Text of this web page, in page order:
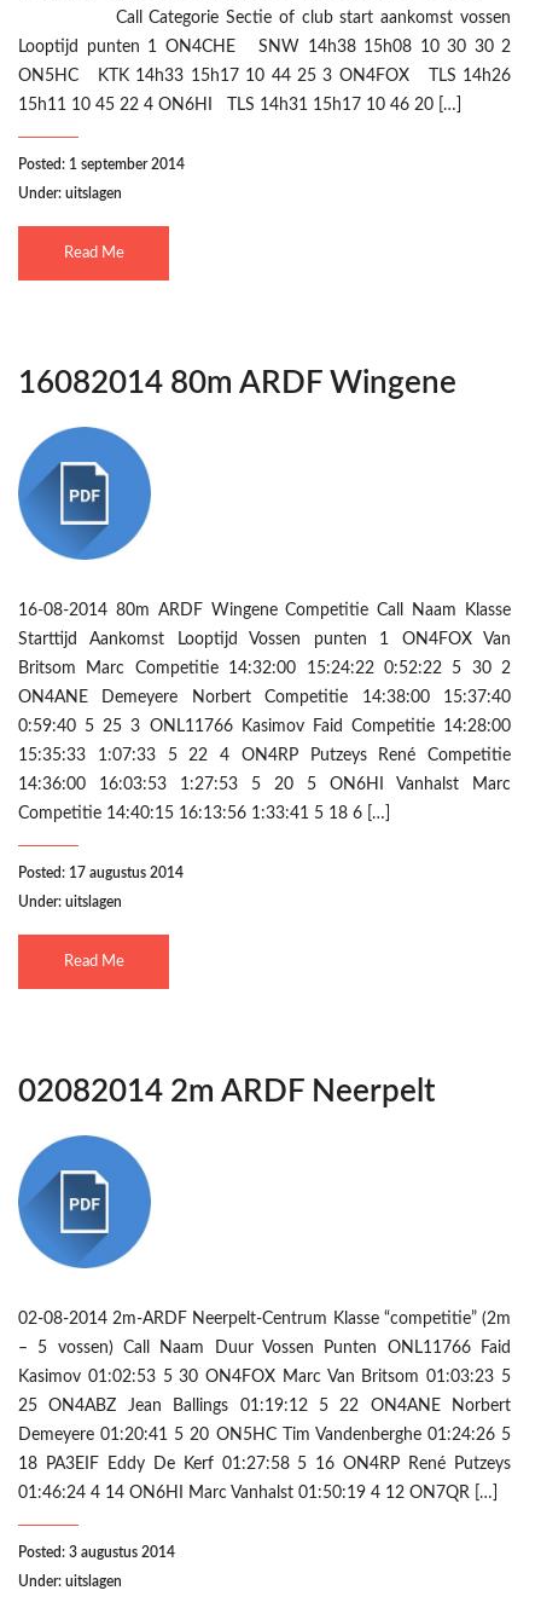
Call Categorie Sectie of club start aankomst vossen
Looptijd punten 1 ON4CHE SNW 14h38 15h08 10 30 30 2
ON5HC KTK 14h33 15h17 10 44 25 3 ON4FOX TLS 14h26
15h11 10 45 22 4 ON6HI TLS 14h31 15h17 10 46 20 […]
Posted: 1 september 2014
Under: uitslagen
Read Me
16082014 80m ARDF Wingene
16-08-2014 80m ARDF Wingene Competitie Call Naam Klasse
Starttijd Aankomst Looptijd Vossen punten 1 ON4FOX Van
Britsom Marc Competitie 14:32:00 15:24:22 0:52:22 5 30 2
ON4ANE Demeyere Norbert Competitie 14:38:00 15:37:40
0:59:40 5 25 3 ONL11766 Kasimov Faid Competitie 14:28:00
15:35:33 1:07:33 5 22 4 ON4RP Putzeys René Competitie
14:36:00 16:03:53 1:27:53 5 20 5 ON6HI Vanhalst Marc
Competitie 14:40:15 16:13:56 1:33:41 5 18 6 […]
Posted: 17 augustus 2014
Under: uitslagen
Read Me
02082014 2m ARDF Neerpelt
02-08-2014 2m-ARDF Neerpelt-Centrum Klasse “competitie” (2m
– 5 vossen) Call Naam Duur Vossen Punten ONL11766 Faid
Kasimov 01:02:53 5 30 ON4FOX Marc Van Britsom 01:03:23 5
25 ON4ABZ Jean Ballings 01:19:12 5 22 ON4ANE Norbert
Demeyere 01:20:41 5 20 ON5HC Tim Vandenberghe 01:24:26 5
18 PA3EIF Eddy De Kerf 01:27:58 5 16 ON4RP René Putzeys
01:46:24 4 14 ON6HI Marc Vanhalst 01:50:19 4 12 ON7QR […]
Posted: 3 augustus 2014
Under: uitslagen